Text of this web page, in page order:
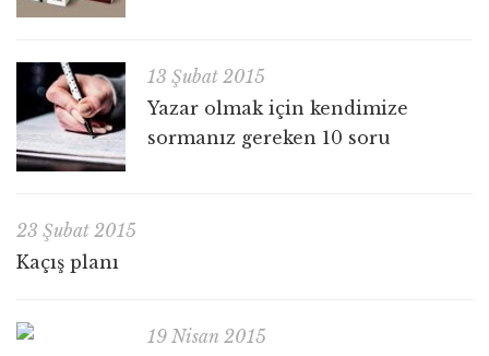
13 Şubat 2015
Yazar olmak için kendimize
sormanız gereken 10 soru
23 Şubat 2015
Kaçış planı
19 Nisan 2015